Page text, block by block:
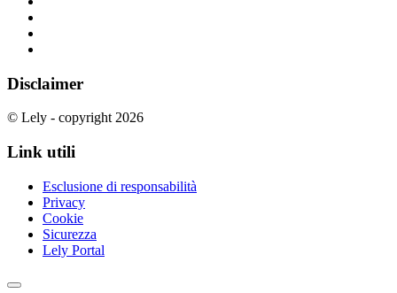
Disclaimer
© Lely - copyright 2026
Link utili
Esclusione di responsabilità
Privacy
Cookie
Sicurezza
Lely Portal